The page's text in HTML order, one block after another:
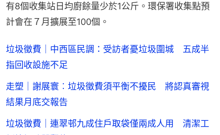
有8個收集站日均廚餘量少於1公斤。環保署收集點預
計會在７月擴展至100個。
垃圾徵費｜中西區民調：受訪者憂垃圾圍城 五成半
指回收設施不足
走塑｜謝展寰︰垃圾徵費須平衡不擾民 將認真審視
結果月底交報告
垃圾徵費｜連翠邨九成住戶取袋僅兩成人用 清潔工